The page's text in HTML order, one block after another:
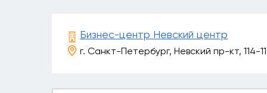
Бизнес-центр Невский центр
г. Санкт-Петербург, Невский пр-кт, 114-